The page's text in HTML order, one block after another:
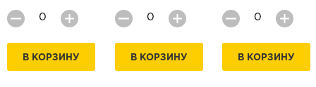
В КОРЗИНУ В КОРЗИНУ В КОРЗИНУ